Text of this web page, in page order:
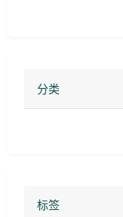
分类
标签